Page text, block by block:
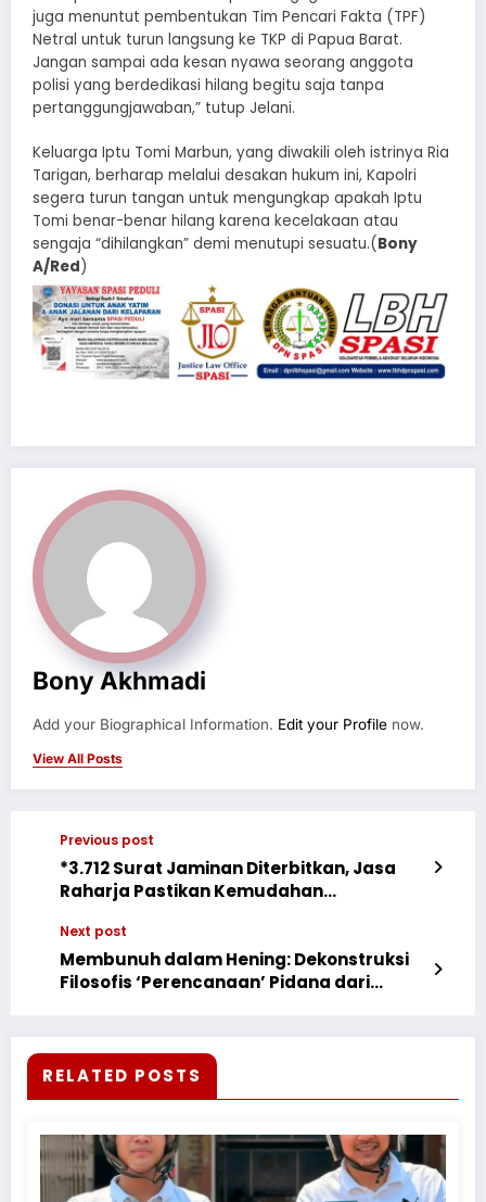
juga menuntut pembentukan Tim Pencari Fakta (TPF)
Netral untuk turun langsung ke TKP di Papua Barat.
Jangan sampai ada kesan nyawa seorang anggota
polisi yang berdedikasi hilang begitu saja tanpa
pertanggungjawaban,” tutup Jelani.
​Keluarga Iptu Tomi Marbun, yang diwakili oleh istrinya Ria
Tarigan, berharap melalui desakan hukum ini, Kapolri
segera turun tangan untuk mengungkap apakah Iptu
Tomi benar-benar hilang karena kecelakaan atau
sengaja “dihilangkan” demi menutupi sesuatu.(Bony
A/Red)
Bony Akhmadi
Add your Biographical Information. Edit your Profile now.
View All Posts
Previous post
*3.712 Surat Jaminan Diterbitkan, Jasa
Raharja Pastikan Kemudahan
Idulfitri 2026*
Next post
Membunuh dalam Hening: Dekonstruksi
Filosofis ‘Perencanaan’ Pidana dari
RELATED POSTS